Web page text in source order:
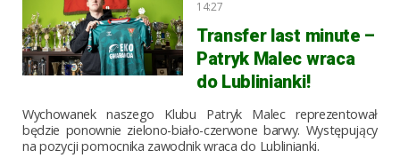
14:27
Transfer last minute –
Patryk Malec wraca
do Lublinianki!
Wychowanek naszego Klubu Patryk Malec reprezentował
będzie ponownie zielono-biało-czerwone barwy. Występujący
na pozycji pomocnika zawodnik wraca do Lublinianki.